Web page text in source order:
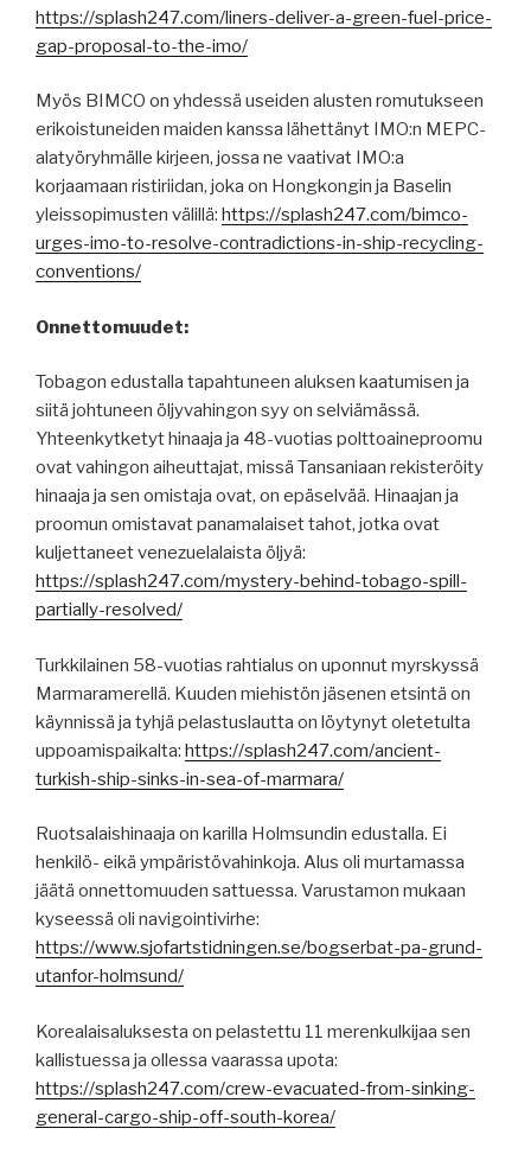
https://splash247.com/liners-deliver-a-green-fuel-price-
gap-proposal-to-the-imo/
Myös BIMCO on yhdessä useiden alusten romutukseen
erikoistuneiden maiden kanssa lähettänyt IMO:n MEPC-
alatyöryhmälle kirjeen, jossa ne vaativat IMO:a
korjaamaan ristiriidan, joka on Hongkongin ja Baselin
yleissopimusten välillä: https://splash247.com/bimco-
urges-imo-to-resolve-contradictions-in-ship-recycling-
conventions/
Onnettomuudet:
Tobagon edustalla tapahtuneen aluksen kaatumisen ja
siitä johtuneen öljyvahingon syy on selviämässä.
Yhteenkytketyt hinaaja ja 48-vuotias polttoaineproomu
ovat vahingon aiheuttajat, missä Tansaniaan rekisteröity
hinaaja ja sen omistaja ovat, on epäselvää. Hinaajan ja
proomun omistavat panamalaiset tahot, jotka ovat
kuljettaneet venezuelalaista öljyä:
https://splash247.com/mystery-behind-tobago-spill-
partially-resolved/
Turkkilainen 58-vuotias rahtialus on uponnut myrskyssä
Marmaramerellä. Kuuden miehistön jäsenen etsintä on
käynnissä ja tyhjä pelastuslautta on löytynyt oletetulta
uppoamispaikalta: https://splash247.com/ancient-
turkish-ship-sinks-in-sea-of-marmara/
Ruotsalaishinaaja on karilla Holmsundin edustalla. Ei
henkilö- eikä ympäristövahinkoja. Alus oli murtamassa
jäätä onnettomuuden sattuessa. Varustamon mukaan
kyseessä oli navigointivirhe:
https://www.sjofartstidningen.se/bogserbat-pa-grund-
utanfor-holmsund/
Korealaisaluksesta on pelastettu 11 merenkulkijaa sen
kallistuessa ja ollessa vaarassa upota:
https://splash247.com/crew-evacuated-from-sinking-
general-cargo-ship-off-south-korea/